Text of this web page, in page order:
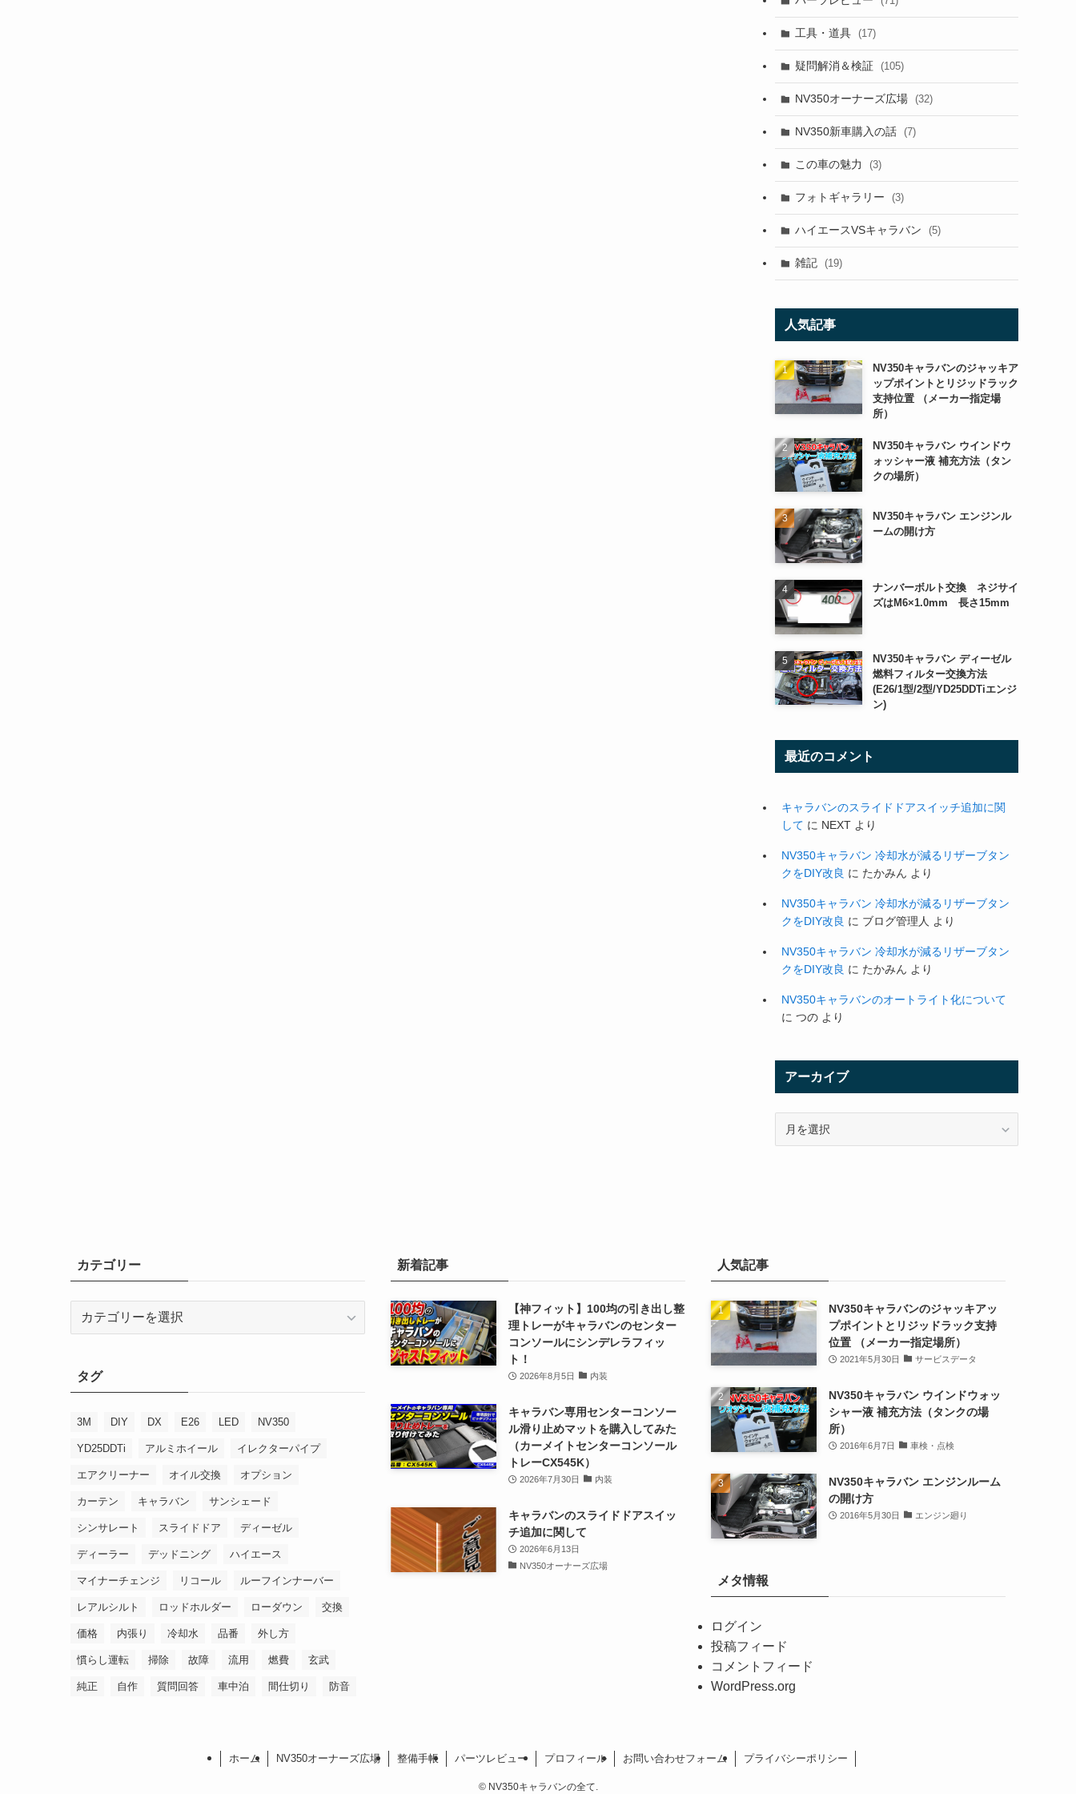
工具・道具 (17)
疑問解消＆検証 (105)
NV350オーナーズ広場 (32)
NV350新車購入の話 (7)
この車の魅力 (3)
フォトギャラリー (3)
ハイエースVSキャラバン (5)
雑記 (19)
人気記事
NV350キャラバンのジャッキア
ップポイントとリジッドラック
支持位置 （メーカー指定場
所）
NV350キャラバン ウインドウ
ォッシャー液 補充方法（タン
クの場所）
NV350キャラバン エンジンル
ームの開け方
ナンバーボルト交換 ネジサイ
ズはM6×1.0mm 長さ15mm
NV350キャラバン ディーゼル
燃料フィルター交換方法
(E26/1型/2型/YD25DDTiエンジ
ン)
最近のコメント
キャラバンのスライドドアスイッチ追加に関
して に NEXT より
NV350キャラバン 冷却水が減るリザーブタン
クをDIY改良 に たかみん より
NV350キャラバン 冷却水が減るリザーブタン
クをDIY改良 に ブログ管理人 より
NV350キャラバン 冷却水が減るリザーブタン
クをDIY改良 に たかみん より
NV350キャラバンのオートライト化について
に つの より
アーカイブ
カテゴリー
リ
ー
タグ
3M DIY DX E26 LED NV350
YD25DDTi アルミホイール イレクターパイプ
エアクリーナー オイル交換 オプション
カーテン キャラバン サンシェード
シンサレート スライドドア ディーゼル
ディーラー デッドニング ハイエース
マイナーチェンジ リコール ルーフインナーバー
レアルシルト ロッドホルダー ローダウン 交換
価格 内張り 冷却水 品番 外し方
慣らし運転 掃除 故障 流用 燃費 玄武
純正 自作 質問回答 車中泊 間仕切り 防音
新着記事
【神フィット】100均の引き出し整
理トレーがキャラバンのセンター
コンソールにシンデレラフィッ
ト！
2026年8月5日 内装
キャラバン専用センターコンソー
ル滑り止めマットを購入してみた
（カーメイトセンターコンソール
トレーCX545K）
2026年7月30日 内装
キャラバンのスライドドアスイッ
チ追加に関して
2026年6月13日
NV350オーナーズ広場
人気記事
NV350キャラバンのジャッキアッ
プポイントとリジッドラック支持
位置 （メーカー指定場所）
2021年5月30日 サービスデータ
NV350キャラバン ウインドウォッ
シャー液 補充方法（タンクの場
所）
2016年6月7日 車検・点検
NV350キャラバン エンジンルーム
の開け方
2016年5月30日 エンジン廻り
メタ情報
ログイン
投稿フィード
コメントフィード
WordPress.org
ホーム NV350オーナーズ広場 整備手帳 パーツレビュー プロフィール お問い合わせフォーム プライバシーポリシー
©NV350キャラバンの全て.